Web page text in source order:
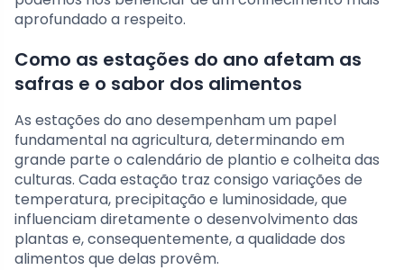
aprofundado a respeito.
Como as estações do ano afetam as
safras e o sabor dos alimentos
As estações do ano desempenham um papel
fundamental na agricultura, determinando em
grande parte o calendário de plantio e colheita das
culturas. Cada estação traz consigo variações de
temperatura, precipitação e luminosidade, que
influenciam diretamente o desenvolvimento das
plantas e, consequentemente, a qualidade dos
alimentos que delas provêm.